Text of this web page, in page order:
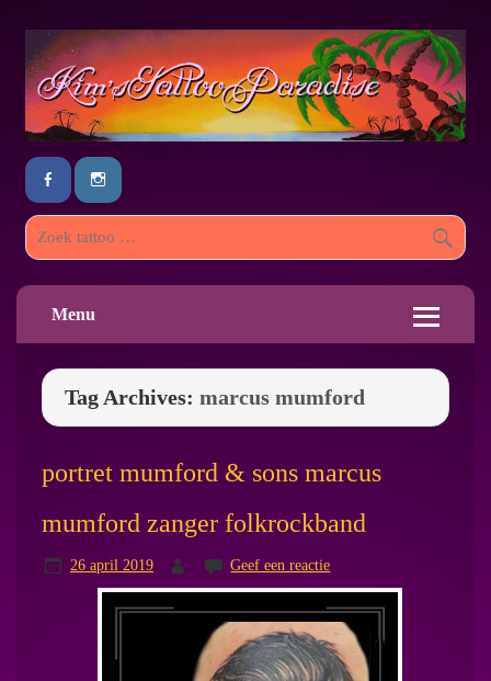
Menu
Tag Archives: marcus mumford
portret mumford & sons marcus
mumford zanger folkrockband
26 april 2019 Geef een reactie